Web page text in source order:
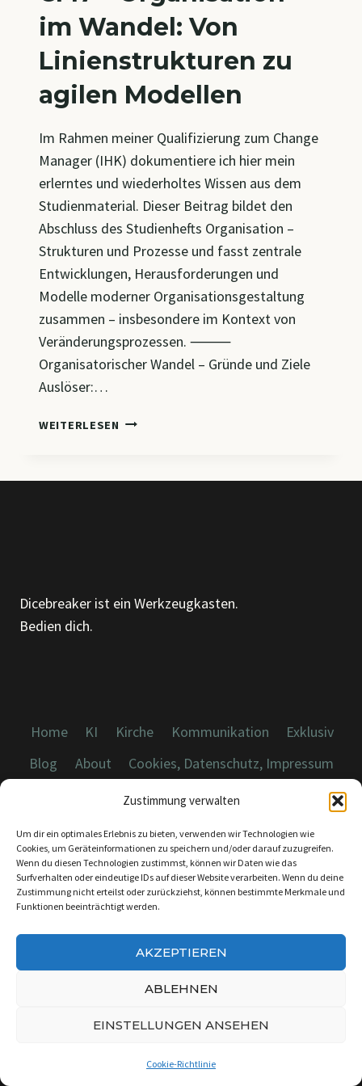
Zustimmung verwalten
Um dir ein optimales Erlebnis zu bieten, verwenden wir Technologien wie
Cookies, um Geräteinformationen zu speichern und/oder darauf zuzugreifen.
Wenn du diesen Technologien zustimmst, können wir Daten wie das
Surfverhalten oder eindeutige IDs auf dieser Website verarbeiten. Wenn du deine
Zustimmung nicht erteilst oder zurückziehst, können bestimmte Merkmale und
Funktionen beeinträchtigt werden.
AKZEPTIEREN
ABLEHNEN
EINSTELLUNGEN ANSEHEN
Cookie-Richtlinie
im Wandel: Von
Linienstrukturen zu
agilen Modellen
Im Rahmen meiner Qualifizierung zum Change
Manager (IHK) dokumentiere ich hier mein
erlerntes und wiederholtes Wissen aus dem
Studienmaterial. Dieser Beitrag bildet den
Abschluss des Studienhefts Organisation –
Strukturen und Prozesse und fasst zentrale
Entwicklungen, Herausforderungen und
Modelle moderner Organisationsgestaltung
zusammen – insbesondere im Kontext von
Veränderungsprozessen. ⸻
Organisatorischer Wandel – Gründe und Ziele
Auslöser:…
WEITERLESEN CM7
Dicebreaker ist ein Werkzeugkasten.
Bedien dich.
Home KI Kirche Kommunikation
Exklusiv
Blog
About Cookies, Datenschutz, Impressum
© 2026 Dicebreaker.de - Alle Rechte vorbehalten
INFO@DICEBREAKER.DE